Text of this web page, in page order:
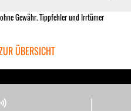
Gewähr. Tippfehler und Irrtümer
ÜBERSICHT